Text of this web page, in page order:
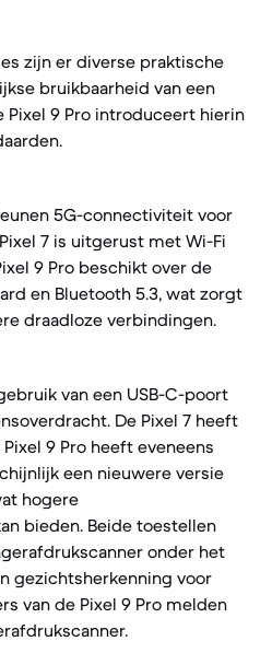
zijn er diverse praktische
bruikbaarheid van een
Pixel 9 Pro introduceert hierin
5G-connectiviteit voor
7 is uitgerust met Wi-Fi
9 Pro beschikt over de
en Bluetooth 5.3, wat zorgt
draadloze verbindingen.
van een USB-C-poort
De Pixel 7 heeft
9 Pro heeft eveneens
een nieuwere versie
hogere
bieden. Beide toestellen
onder het
gezichtsherkenning voor
van de Pixel 9 Pro melden